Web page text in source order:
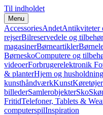
Til indholdet
Menu
AccessoriesAndetAntikviteter
rejserBilreservedele og tilbehør
magasinerBørneartikler
BørneskoComputere og
videoerForbrugerelektronik
& planterHjem og husholdning
kunsthåndværkKunstKøretøjer
billederSamlerobjekterSko
FritidTelefoner, Tablets &
computerspilInspiration